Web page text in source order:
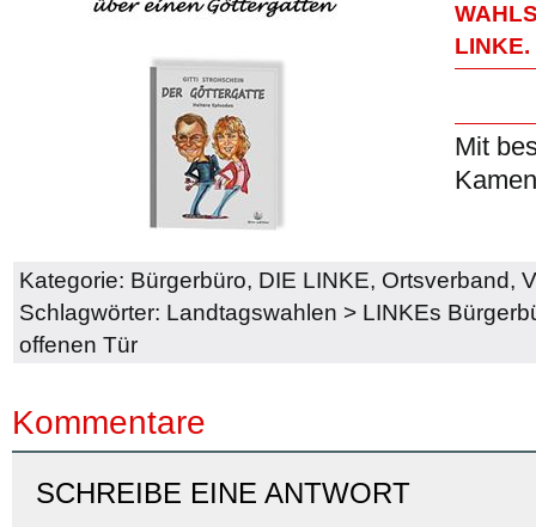
LINKE.
Mit
Kategorie: Bürgerbüro, DIE LINKE, Ortsverband,
Schlagwörter: Landtagswahlen > LINKEs
offenen Tür
Kommentare
SCHREIBE EINE ANTWORT